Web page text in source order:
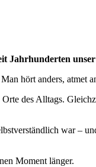
Jahrhunderten
hört anders, atmet
des Alltags.
war –
Moment länger.